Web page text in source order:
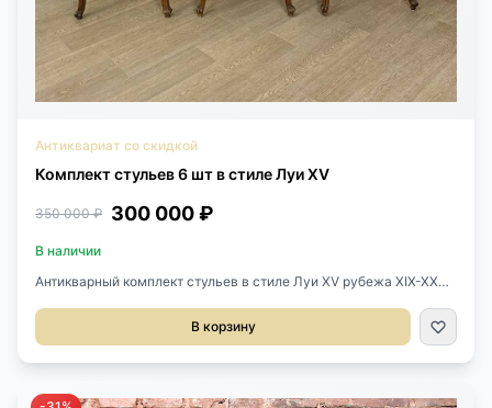
Антиквариат со скидкой
Комплект стульев 6 шт в стиле Луи XV
350 000 ₽ 300 000 ₽
В наличии
Антикварный комплект стульев в стиле Луи XV рубежа XIX-XX
см. Высота сиденья 47h см.
В корзину